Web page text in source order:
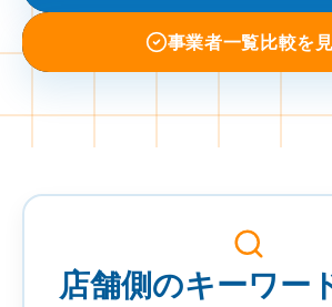
事業者一覧比較を
店舗側のキーワー
事